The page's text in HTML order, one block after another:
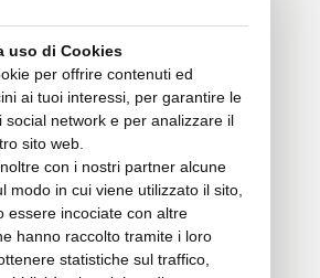
uso di Cookies
per offrire contenuti ed
ai tuoi interessi, per garantire le
social network e per analizzare il
sito web.
con i nostri partner alcune
modo in cui viene utilizzato il sito,
essere incociate con altre
hanno raccolto tramite i loro
statistiche sul traffico,